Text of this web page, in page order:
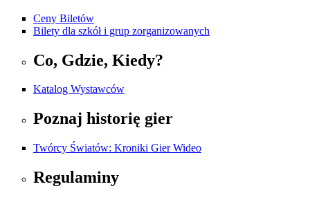
Ceny Biletów
Bilety dla szkół i grup zorganizowanych
Co, Gdzie, Kiedy?
Katalog Wystawców
Poznaj historię gier
Twórcy Światów: Kroniki Gier Wideo
Regulaminy